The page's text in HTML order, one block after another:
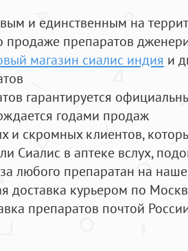
и единственным на
продаже препаратов
магазин сиалис индия и
гарантируется
годами продаж
и скромных клиентов,
Сиалис в аптеке вслух,
любого препаратан на
доставка курьером по
препаратов почтой